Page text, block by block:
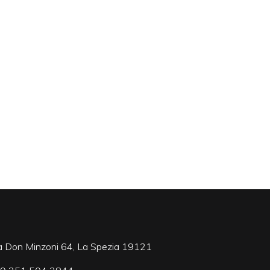
Don Minzoni 64, La Spezia 19121